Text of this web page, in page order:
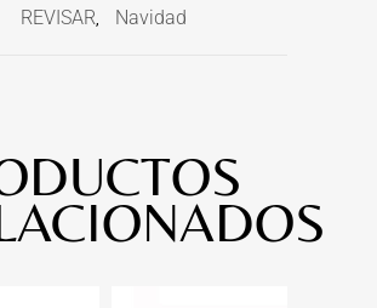
REVISAR, Navidad